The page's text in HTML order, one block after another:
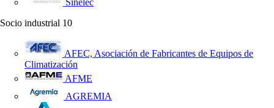
Socio industrial 10
AFEC, Asociación de Fabricantes de Equipos de
Climatización
AFME
AGREMIA